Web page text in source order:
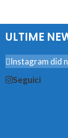
ULTIME
Instagram did
Seguici